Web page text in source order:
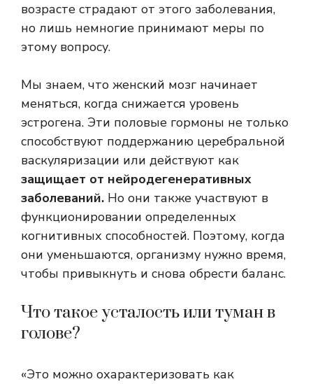
возрасте страдают от этого заболевания,
но лишь немногие принимают меры по
этому вопросу.
Мы знаем, что женский мозг начинает
меняться, когда снижается уровень
эстрогена. Эти половые гормоны не только
способствуют поддержанию церебральной
васкуляризации или действуют как
защищает от нейродегенеративных
заболеваний. Но они также участвуют в
функционировании определенных
когнитивных способностей. Поэтому, когда
они уменьшаются, организму нужно время,
чтобы привыкнуть и снова обрести баланс.
Что такое усталость или туман в
голове?
«Это можно охарактеризовать как